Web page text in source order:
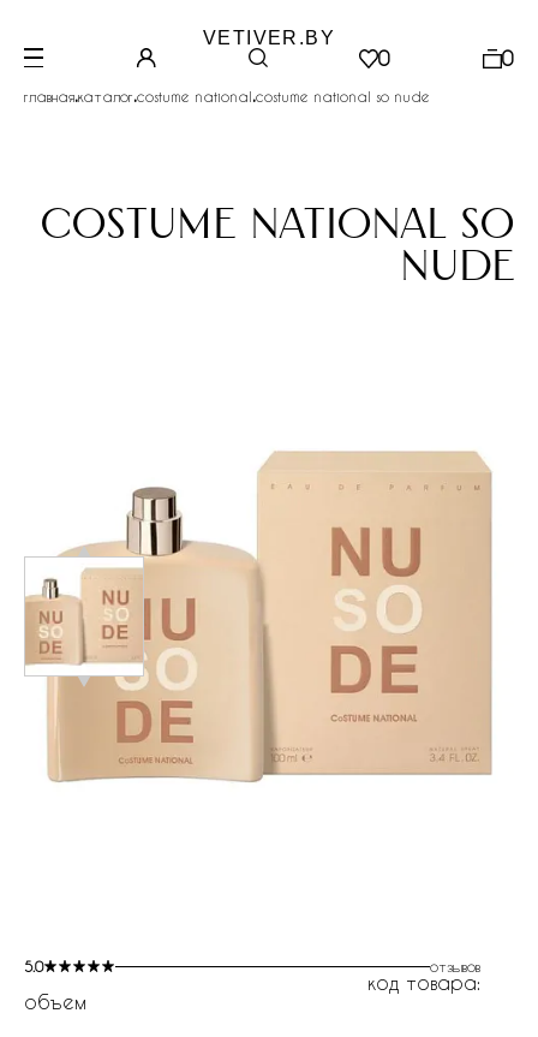
VETIVER.BY
0 0
главная.каталог.costume national.costume national so nude
costume national so
nude
5.0 отзывов
код товара:
объем